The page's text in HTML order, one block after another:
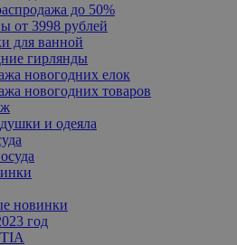
до 50%
от 3998 рублей
для ванной
гирлянды
новогодних елок
новогодних товаров
и одеяла
новинки
год